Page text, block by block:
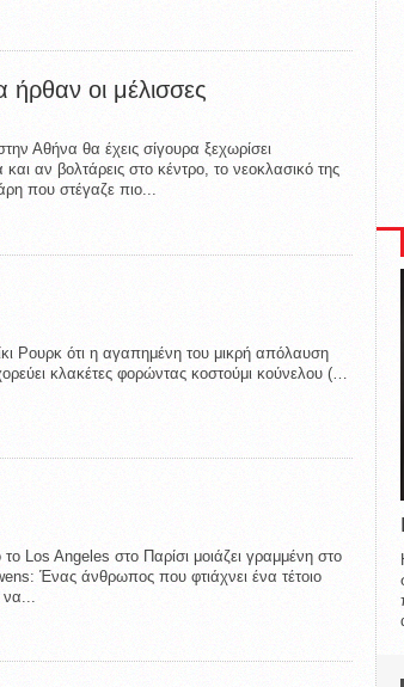
οι μέλισσες
Αθήνα θα έχεις σίγουρα ξεχωρίσει
αν βολτάρεις στο κέντρο, το νεοκλασικό της
που στέγαζε πιο...
Ρουρκ ότι η αγαπημένη του μικρή απόλαυση
κλακέτες φορώντας κοστούμι κούνελου (…
Los Angeles στο Παρίσι μοιάζει γραμμένη στο
Ένας άνθρωπος που φτιάχνει ένα τέτοιο